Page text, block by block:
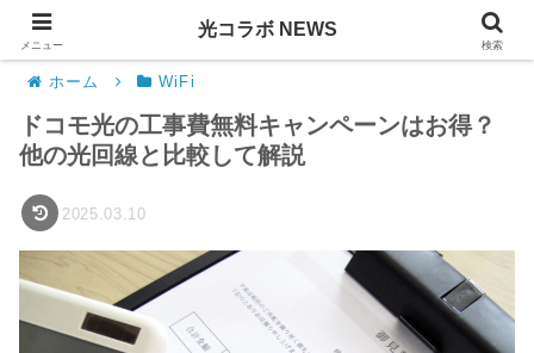
PR
ホーム WiFi
ドコモ光の工事費無料キャンペーンはお得？
他の光回線と比較して解説
2025.03.10
メニュー
光コラボ NEWS
検索